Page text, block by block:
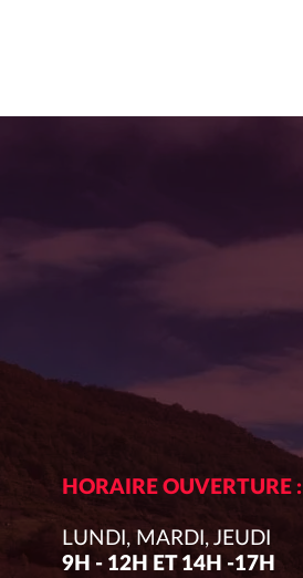
HORAIRE OUVERTURE :
LUNDI, MARDI, JEUDI
9H - 12H ET 14H -17H